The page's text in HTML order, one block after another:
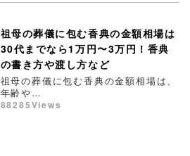
祖母の葬儀に包む香典の金額相場は
30代までなら1万円〜3万円！香典
の書き方や渡し方など
祖母の葬儀に包む香典の金額相場は、
年齢や…
88285Views